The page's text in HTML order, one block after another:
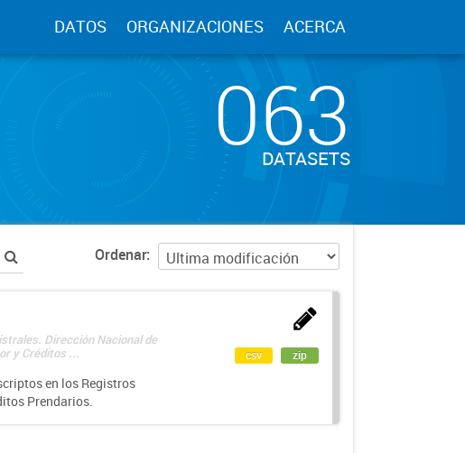
DATOS ORGANIZACIONES ACERCA
063
DATASETS
Ordenar
Dirección Nacional de
y Créditos ...
en los Registros
Prendarios.
csv zip